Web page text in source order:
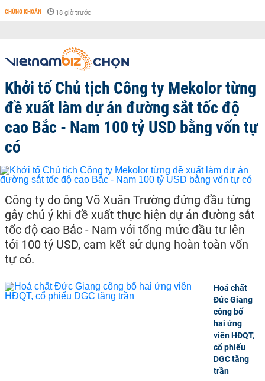
CHỨNG KHOÁN - 18 giờ trước
Khởi tố Chủ tịch Công ty Mekolor từng
đề xuất làm dự án đường sắt tốc độ
cao Bắc - Nam 100 tỷ USD bằng vốn tự
có
Công ty do ông Võ Xuân Trường đứng đầu từng
gây chú ý khi đề xuất thực hiện dự án đường sắt
tốc độ cao Bắc - Nam với tổng mức đầu tư lên
tới 100 tỷ USD, cam kết sử dụng hoàn toàn vốn
tự có.
Hoá chất
Đức Giang
công bố
hai ứng
viên HĐQT,
cổ phiếu
DGC tăng
trần